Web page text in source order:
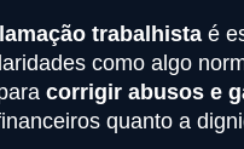
trabalhista é
como algo
corrigir abusos e
quanto a